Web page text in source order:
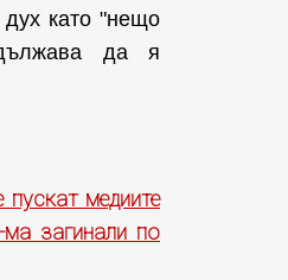
дух като "нещо
да я
медиите
загинали по